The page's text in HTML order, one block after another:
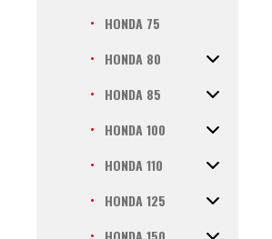
HONDA 75
HONDA 80
HONDA 85
HONDA 100
HONDA 110
HONDA 125